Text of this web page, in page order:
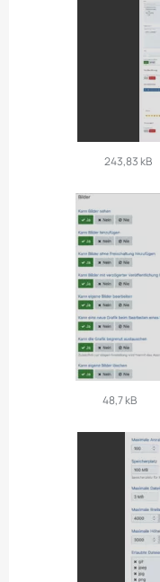
243,83 kB
48,7 kB